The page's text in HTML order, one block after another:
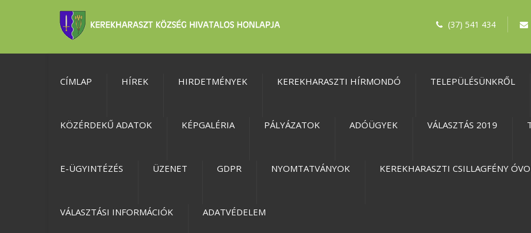
(37) 541 434
CÍMLAP HÍREK HIRDETMÉNYEK KEREKHARASZTI HÍRMONDÓ TELEPÜLÉSÜNKRŐL
KÖZÉRDEKŰ ADATOK KÉPGALÉRIA PÁLYÁZATOK ADÓÜGYEK VÁLASZTÁS 2019
E-ÜGYINTÉZÉS ÜZENET GDPR NYOMTATVÁNYOK KEREKHARASZTI CSILLAGFÉNY
VÁLASZTÁSI INFORMÁCIÓK ADATVÉDELEM